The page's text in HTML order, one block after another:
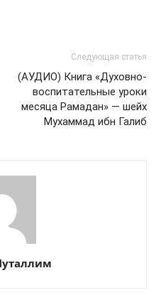
Следующая статья
(АУДИО) Книга «Духовно-
воспитательные уроки
месяца Рамадан» — шейх
Мухаммад ибн Галиб